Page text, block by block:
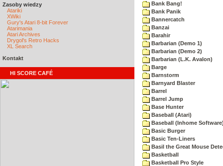
Zasoby wiedzy
Atariki
XWiki
Gury's Atari 8-bit Forever
Atarimania
Atari Archives
Drygol's Retro Hacks
XL Search
Kontakt
HI SCORE CAFÉ
Bank Bang!
Bank Panik
Bannercatch
Banzai
Barahir
Barbarian (Demo 1)
Barbarian (Demo 2)
Barbarian (L.K. Avalon)
Barge
Barnstorm
Barnyard Blaster
Barrel
Barrel Jump
Base Hunter
Baseball (Atari)
Baseball (Inhome
Basic Burger
Basic Ten-Liners
Basil the Great Mouse
Basketball
Basketball Pro Style